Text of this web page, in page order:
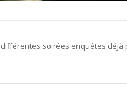
soirées enquêtes déjà